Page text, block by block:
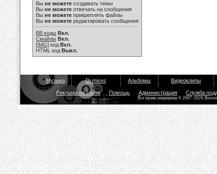
Вы не можете создавать темы
Вы не можете отвечать на сообщения
Вы не можете прикреплять файлы
Вы не можете редактировать сообщения
BB коды Вкл.
Смайлы Вкл.
[IMG] код Вкл.
HTML код Выкл.
Музыка Dj mixes Альбомы Видеоклипы
Реклама на сайте Помощь Администрация Служба
Все права защищены © 2007-2026